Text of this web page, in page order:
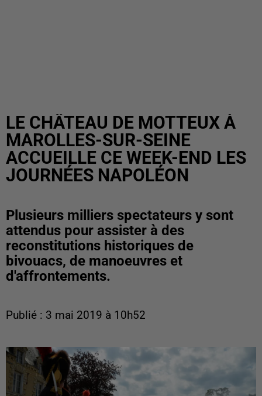
LE CHÂTEAU DE MOTTEUX À
MAROLLES-SUR-SEINE
ACCUEILLE CE WEEK-END LES
JOURNÉES NAPOLÉON
Plusieurs milliers spectateurs y sont
attendus pour assister à des
reconstitutions historiques de
bivouacs, de manoeuvres et
d'affrontements.
Publié : 3 mai 2019 à 10h52